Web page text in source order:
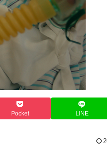
Pocket LINE